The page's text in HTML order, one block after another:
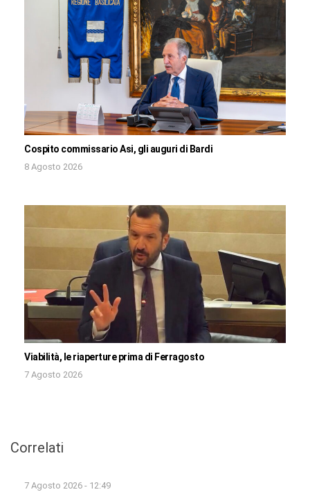
Cospito commissario Asi, gli auguri di Bardi
8 Agosto 2026
Viabilità, le riaperture prima di Ferragosto
7 Agosto 2026
Correlati
7 Agosto 2026 - 12:49